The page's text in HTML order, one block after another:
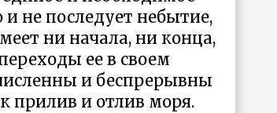
не последует небытие,
ни начала, ни конца,
ее в своем
и беспрерывны
прилив и отлив моря.